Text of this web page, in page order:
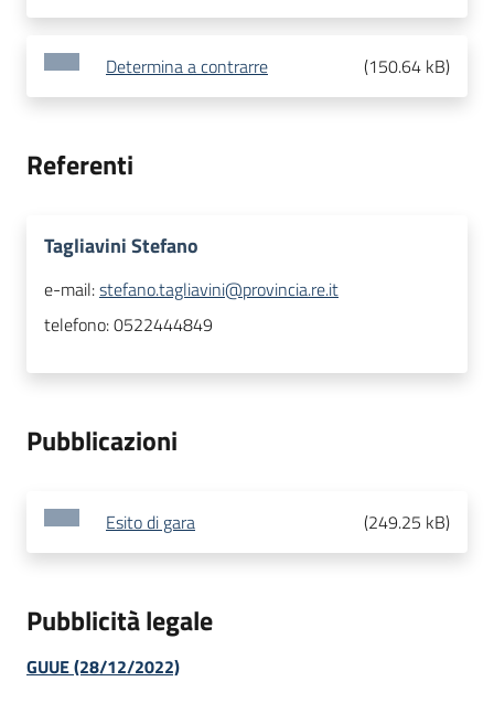
Determina a contrarre (150.64 kB)
Referenti
Tagliavini Stefano
e-mail:stefano.tagliavini@provincia.re.it
telefono:0522444849
Pubblicazioni
Esito di gara (249.25 kB)
Pubblicità legale
GUUE (28/12/2022)